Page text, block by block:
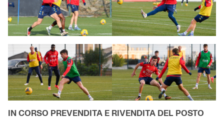
IN CORSO PREVENDITA E RIVENDITA DEL POSTO